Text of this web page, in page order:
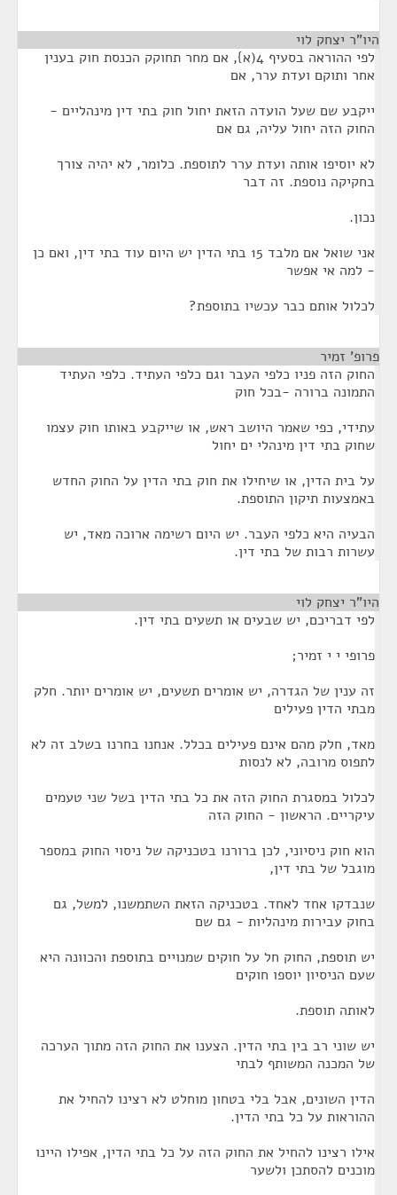
היו"ר יצחק לוי
לפי ההוראה בסעיף 4(א}, אם מחר תחוקק הכנסת חוק בענין
אחר ותוקם ועדת ערר, אם
ייקבע שם שעל הועדה הזאת יחול חוק בתי דין מינהליים -
החוק הזה יחול עליה, גם אם
לא יוסיפו אותה ועדת ערר לתוספת. כלומר, לא יהיה צורך
בחקיקה נוספת. זה דבר
נכון.
אני שואל אם מלבד 15 בתי הדין יש היום עוד בתי דין, ואם כן
- למה אי אפשר
לכלול אותם כבר עכשיו בתוספת?
פרופ' זמיר
החוק הזה פניו כלפי העבר וגם כלפי העתיד. כלפי העתיד
התמונה ברורה -בכל חוק
עתידי, כפי שאמר היושב ראש, או שייקבע באותו חוק עצמו
שחוק בתי דין מינהלי ים יחול
על בית הדין, או שיחילו את חוק בתי הדין על החוק החדש
באמצעות תיקון התוספת.
הבעיה היא כלפי העבר. יש היום רשימה ארוכה מאד, יש
עשרות רבות של בתי דין.
היו"ר יצחק לוי
לפי דבריכם, יש שבעים או תשעים בתי דין.
פרופי י י זמיר;
זה ענין של הגדרה, יש אומרים תשעים, יש אומרים יותר. חלק
מבתי הדין פעילים
מאד, חלק מהם אינם פעילים בכלל. אנחנו בחרנו בשלב זה לא
לתפוס מרובה, לא לנסות
לכלול במסגרת החוק הזה את כל בתי הדין בשל שני טעמים
עיקריים. הראשון - החוק הזה
הוא חוק ניסיוני, לכן ברורנו בטכניקה של ניסוי החוק במספר
מוגבל של בתי דין,
שנבדקו אחד לאחד. בטכניקה הזאת השתמשנו, למשל, גם
בחוק עבירות מינהליות - גם שם
יש תוספת, החוק חל על חוקים שמנויים בתוספת והכוונה היא
שעם הניסיון יוספו חוקים
לאותה תוספת.
יש שוני רב בין בתי הדין. הצענו את החוק הזה מתוך הערכה
של המכנה המשותף לבתי
הדין השונים, אבל בלי בטחון מוחלט לא רצינו להחיל את
ההוראות על כל בתי הדין.
אילו רצינו להחיל את החוק הזה על כל בתי הדין, אפילו היינו
מוכנים להסתכן ולשער